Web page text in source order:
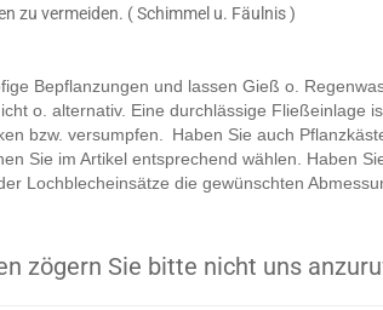
zu vermeiden. ( Schimmel u. Fäulnis )
Bepflanzungen und lassen Gieß o.
o. alternativ. Eine durchlässige Fließeinlage
bzw. versumpfen.
Haben Sie auch
Sie im Artikel entsprechend wählen. Haben
Lochblecheinsätze die gewünschten
zögern Sie bitte nicht uns